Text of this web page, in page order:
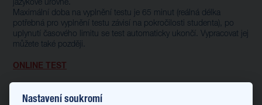
jazykové úrovně.
Maximální doba na vyplnění testu je 65 minut (reálná délka
potřebná pro vyplnění testu závisí na pokročilosti studenta), po
uplynutí časového limitu se test automaticky ukončí. Vypracovat jej
můžete také později.
ONLINE TEST
Heslo: Lidl
Nastavení soukromí